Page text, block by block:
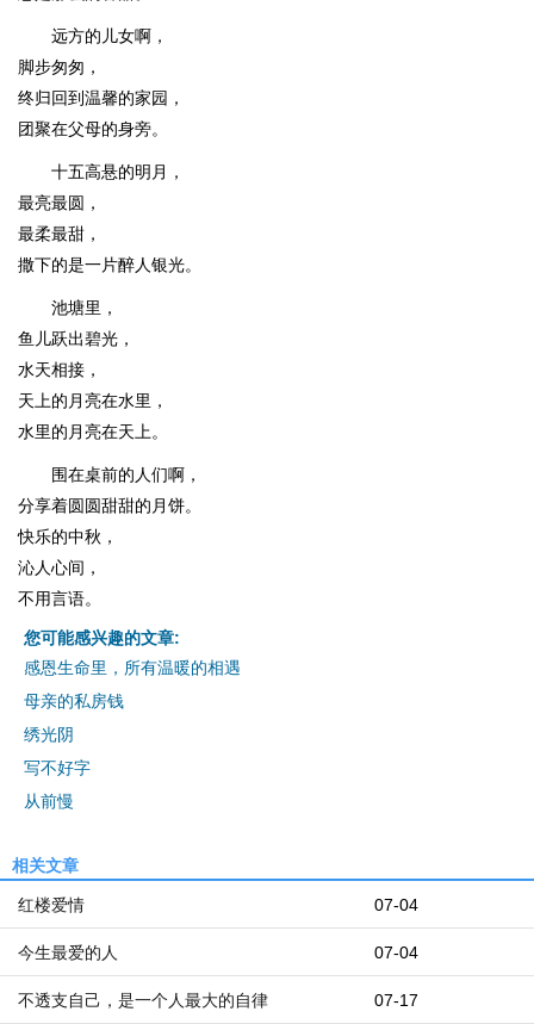
远方的儿女啊，
脚步匆匆，
终归回到温馨的家园，
团聚在父母的身旁。
十五高悬的明月，
最亮最圆，
最柔最甜，
撒下的是一片醉人银光。
池塘里，
鱼儿跃出碧光，
水天相接，
天上的月亮在水里，
水里的月亮在天上。
围在桌前的人们啊，
分享着圆圆甜甜的月饼。
快乐的中秋，
沁人心间，
不用言语。
您可能感兴趣的文章:
感恩生命里，所有温暖的相遇
母亲的私房钱
绣光阴
写不好字
从前慢
相关文章
07-04
红楼爱情
07-04
今生最爱的人
07-17
不透支自己，是一个人最大的自律